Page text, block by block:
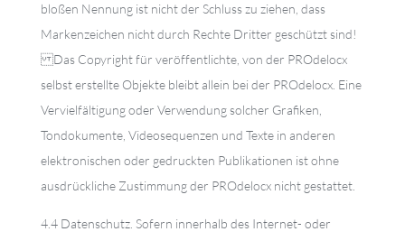
bloßen Nennung ist nicht der Schluss zu ziehen, dass
Markenzeichen nicht durch Rechte Dritter geschützt sind!
Das Copyright für veröffentlichte, von der PROdelocx
selbst erstellte Objekte bleibt allein bei der PROdelocx. Eine
Vervielfältigung oder Verwendung solcher Grafiken,
Tondokumente, Videosequenzen und Texte in anderen
elektronischen oder gedruckten Publikationen ist ohne
ausdrückliche Zustimmung der PROdelocx nicht gestattet.
4.4 Datenschutz. Sofern innerhalb des Internet- oder